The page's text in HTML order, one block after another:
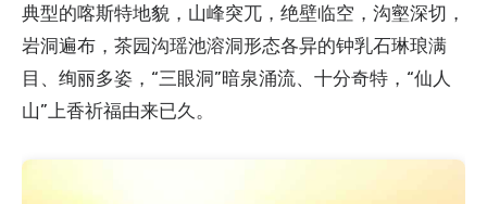
典型的喀斯特地貌，山峰突兀，绝壁临空，沟壑深切，
岩洞遍布，茶园沟瑶池溶洞形态各异的钟乳石琳琅满
目、绚丽多姿，“三眼洞”暗泉涌流、十分奇特，“仙人
山”上香祈福由来已久。